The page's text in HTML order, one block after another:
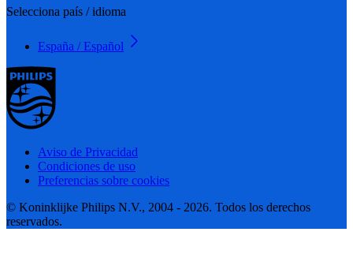
Selecciona país / idioma
España / Español
Aviso de Privacidad
Condiciones de uso
Preferencias sobre cookies
© Koninklijke Philips N.V., 2004 - 2026. Todos los derechos
reservados.